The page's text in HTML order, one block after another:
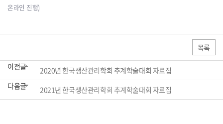
온라인 진행)
목록
이전글
2020년 한국생산관리학회 추계학술대회 자료집
다음글
2021년 한국생산관리학회 추계학술대회 자료집